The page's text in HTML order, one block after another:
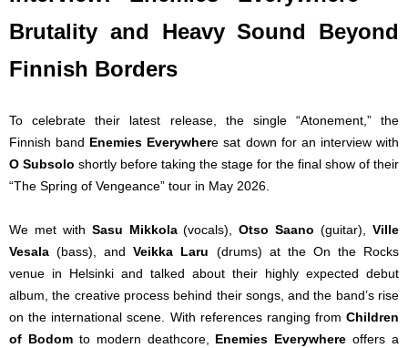
Brutality and Heavy Sound Beyond
Finnish Borders
To celebrate their latest release, the single “Atonement,” the
Finnish band Enemies Everywhere sat down for an interview with
O Subsolo shortly before taking the stage for the final show of their
“The Spring of Vengeance” tour in May 2026.
We met with Sasu Mikkola(vocals),Otso Saano (guitar),Ville
Vesala (bass), andVeikka Laru (drums) at the On the Rocks
venue in Helsinki and talked about their highly expected debut
album, the creative process behind their songs, and the band’s rise
on the international scene. With references ranging from Children
of Bodomto modern deathcore, Enemies Everywhere offers a